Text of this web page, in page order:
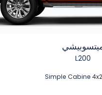
L200
Simple Cabine 4x2